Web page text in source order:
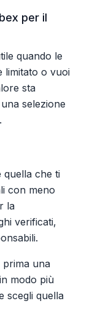
per il
quando le
limitato o vuoi
sta
selezione
quella che ti
con meno
la
verificati,
prima una
modo più
scegli quella